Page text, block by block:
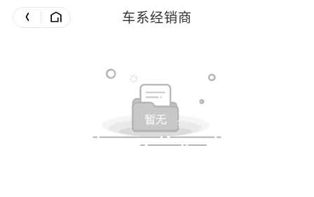
车系经销商